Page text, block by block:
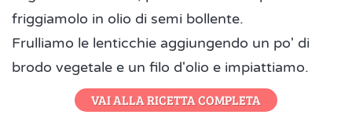
friggiamolo in olio di semi bollente.
Frulliamo le lenticchie aggiungendo un po' di
brodo vegetale e un filo d'olio e impiattiamo.
VAI ALLA RICETTA COMPLETA